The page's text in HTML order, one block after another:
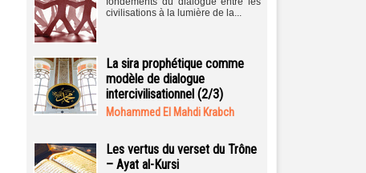
civilisations à la lumière de la...
La sira prophétique comme
modèle de dialogue
intercivilisationnel (2/3)
Mohammed El Mahdi Krabch
Les vertus du verset du Trône
– Ayat al-Kursi